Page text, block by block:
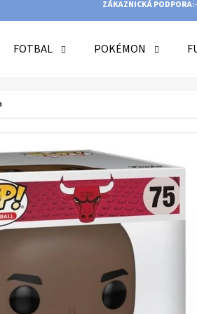
ZÁKAZNICKÁ PODPORA:
FOTBAL POKÉMON